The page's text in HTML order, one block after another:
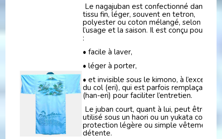
Le nagajuban est confectionné dans un
tissu fin, léger, souvent en tetron,
polyester ou coton mélangé, selon
l’usage et la saison. Il est conçu pour être
:
• facile à laver,
• léger à porter,
• et invisible sous le kimono, à l’exception
du col (eri), qui est parfois remplaçable
(han-eri) pour faciliter l’entretien.
Le juban court, quant à lui, peut être
utilisé sous un haori ou un yukata comme
protection légère ou simple vêtement
détente.